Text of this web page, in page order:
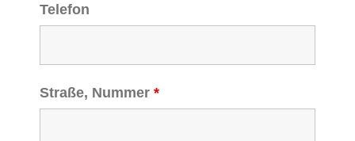
Telefon
Straße, Nummer *